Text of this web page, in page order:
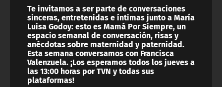
Te invitamos a ser parte de conversaciones
sinceras, entretenidas e íntimas junto a María
Luisa Godoy: esto es Mamá Por Siempre, un
espacio semanal de conversación, risas y
anécdotas sobre maternidad y paternidad.
Esta semana conversamos con Francisca
Valenzuela. ¡Los esperamos todos los jueves a
las 13:00 horas por TVN y todas sus
plataformas!